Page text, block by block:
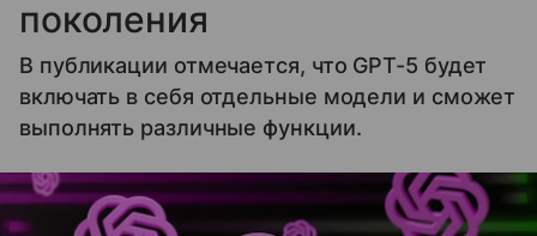
поколения
В публикации отмечается, что GPT-5 будет
включать в себя отдельные модели и сможет
выполнять различные функции.